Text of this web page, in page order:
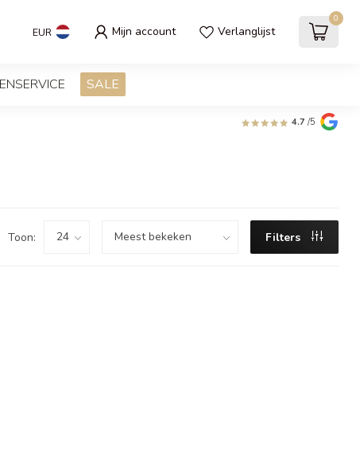
EUR Mijn account Verlanglijst
0
SALE
4.7 /5
Toon: Filters